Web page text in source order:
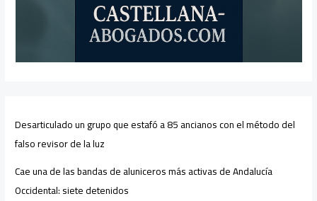
Desarticulado un grupo que estafó a 85 ancianos con el método del
falso revisor de la luz
Cae una de las bandas de aluniceros más activas de Andalucía
Occidental: siete detenidos